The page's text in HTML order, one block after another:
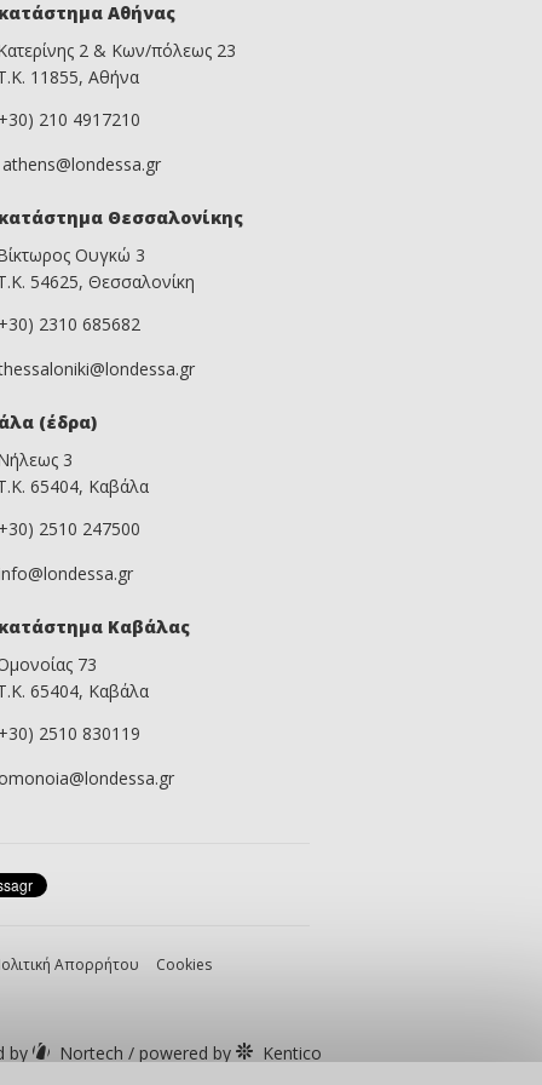
Αθήνας
2 & Κων/πόλεως 23
11855, Αθήνα
210 4917210
athens@londessa.gr
Θεσσαλονίκης
Ουγκώ 3
54625, Θεσσαλονίκη
2310 685682
(έδρα)
3
65404, Καβάλα
2510 247500
Καβάλας
73
65404, Καβάλα
2510 830119
Απορρήτου Cookies
by Nortech / powered by
Kentico